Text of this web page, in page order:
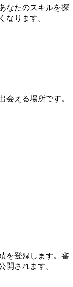
なたのスキルを探
なります。
会える場所です。
を登録します。審
開されます。